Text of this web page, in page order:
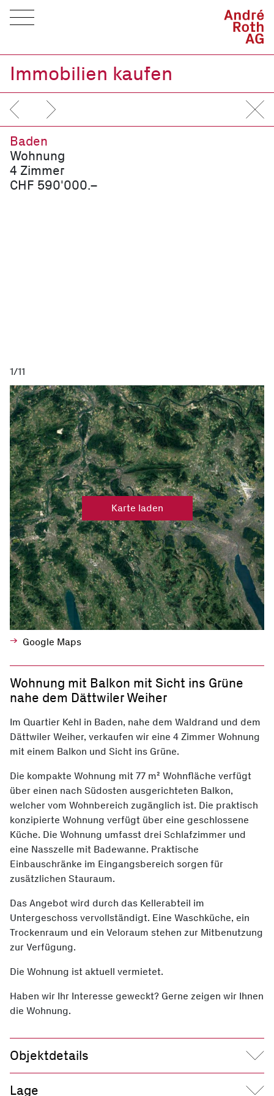
Immobilien kaufen
Baden
Wohnung
4 Zimmer
CHF 590'000.–
1/11
Karte laden
Google Maps
Wohnung mit Balkon mit Sicht ins Grüne
nahe dem Dättwiler Weiher
Im Quartier Kehl in Baden, nahe dem Waldrand und dem
Dättwiler Weiher, verkaufen wir eine 4 Zimmer Wohnung
mit einem Balkon und Sicht ins Grüne.
Die kompakte Wohnung mit 77 m² Wohnfläche verfügt
über einen nach Südosten ausgerichteten Balkon,
welcher vom Wohnbereich zugänglich ist. Die praktisch
konzipierte Wohnung verfügt über eine geschlossene
Küche. Die Wohnung umfasst drei Schlafzimmer und
eine Nasszelle mit Badewanne. Praktische
Einbauschränke im Eingangsbereich sorgen für
zusätzlichen Stauraum.
Das Angebot wird durch das Kellerabteil im
Untergeschoss vervollständigt. Eine Waschküche, ein
Trockenraum und ein Veloraum stehen zur Mitbenutzung
zur Verfügung.
Die Wohnung ist aktuell vermietet.
Haben wir Ihr Interesse geweckt? Gerne zeigen wir Ihnen
die Wohnung.
Objektdetails
Lage